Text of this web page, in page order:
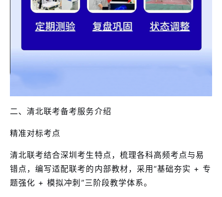
二、清北联考备考服务介绍
精准对标考点
清北联考结合深圳考生特点，梳理各科高频考点与易
错点，编写适配联考的内部教材，采用“基础夯实 + 专
题强化 + 模拟冲刺”三阶段教学体系。